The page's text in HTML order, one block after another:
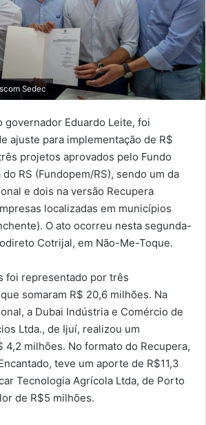
Sedec
governador Eduardo Leite, foi
ajuste para implementação de R$
projetos aprovados pelo Fundo
RS (Fundopem/RS), sendo um da
e dois na versão Recupera
localizadas em municípios
O ato ocorreu nesta segunda-
Cotrijal, em Não-Me-Toque.
foi representado por três
somaram R$ 20,6 milhões. Na
a Dubai Indústria e Comércio de
Ltda., de Ijuí, realizou um
4,2 milhões. No formato do Recupera,
teve um aporte de R$11,3
Tecnologia Agrícola Ltda, de Porto
de R$5 milhões.